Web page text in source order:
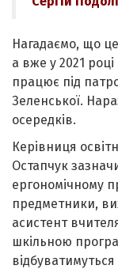
Нагадаємо, що
а вже у 2021
працює під
Зеленської.
осередків.
Керівниця
Остапчук
ергономічному
предметники,
асистент
шкільною